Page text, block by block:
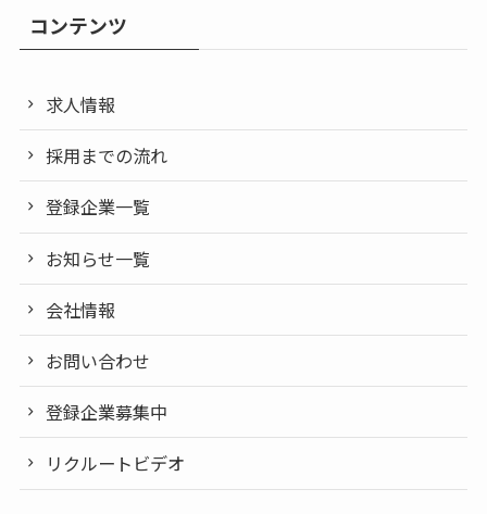
コンテンツ
求人情報
採用までの流れ
登録企業一覧
お知らせ一覧
会社情報
お問い合わせ
登録企業募集中
リクルートビデオ